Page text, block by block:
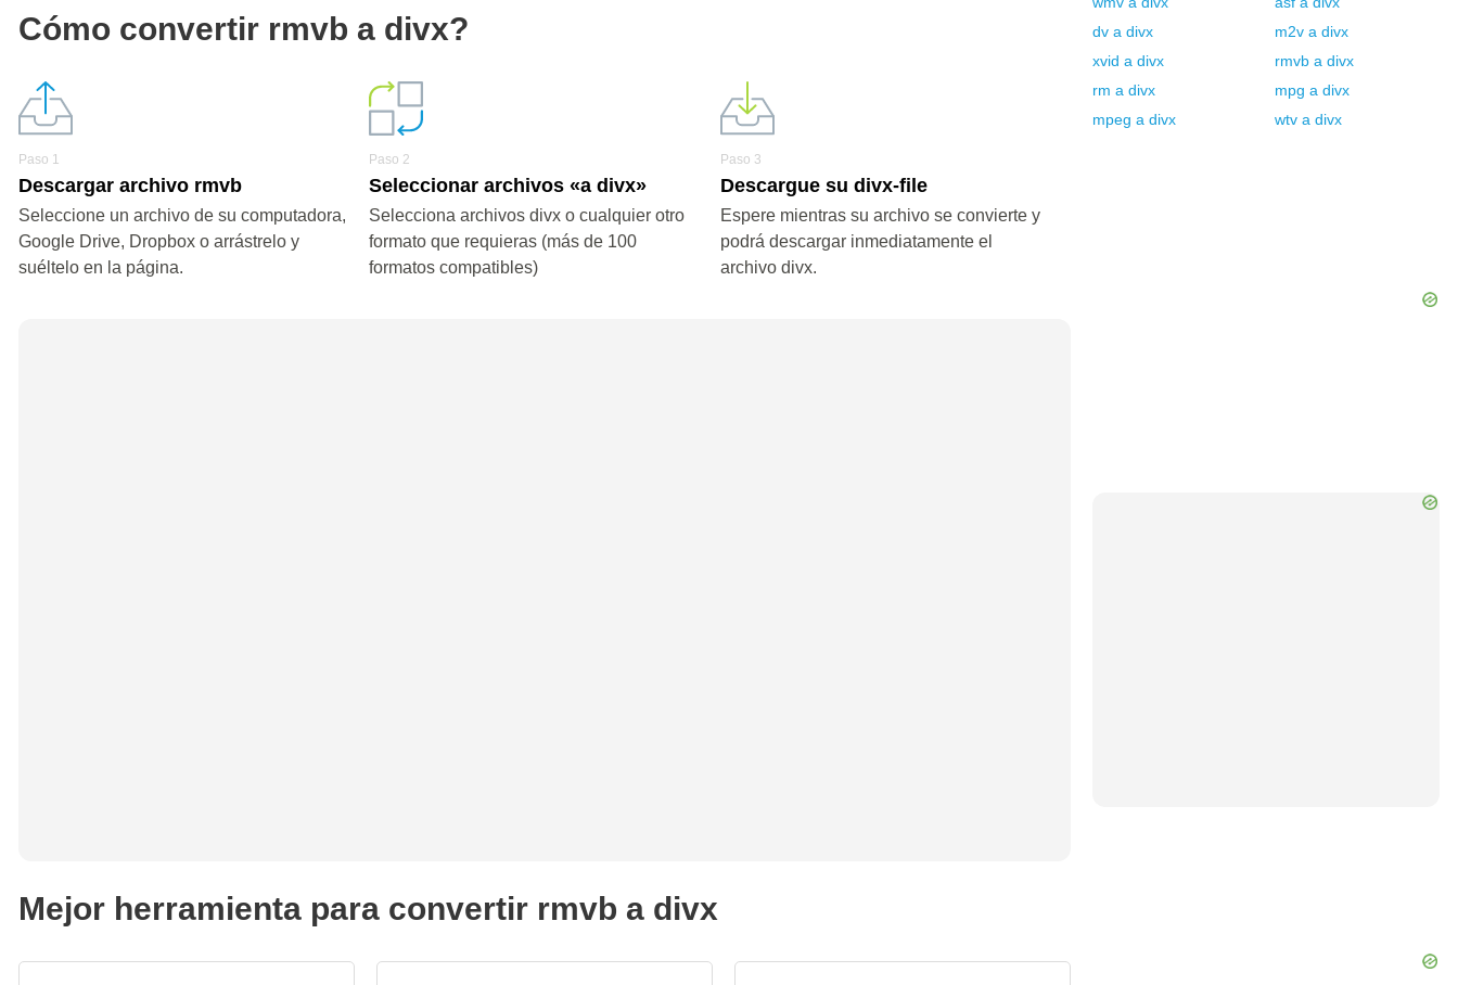
Cómo convertir rmvb a divx?
Paso 1
Descargar archivo rmvb
Seleccione un archivo de su computadora,
Google Drive, Dropbox o arrástrelo y
suéltelo en la página.
Paso 2
Seleccionar archivos «a divx»
Selecciona archivos divx o cualquier otro
formato que requieras (más de 100
formatos compatibles)
Paso 3
Descargue su divx-file
Espere mientras su archivo se convierte y
podrá descargar inmediatamente el
archivo divx.
Mejor herramienta para convertir rmvb a divx
dv a divx m2v a divx
xvid a divx rmvb a divx
rm a divx mpg a divx
mpeg a divx wtv a divx